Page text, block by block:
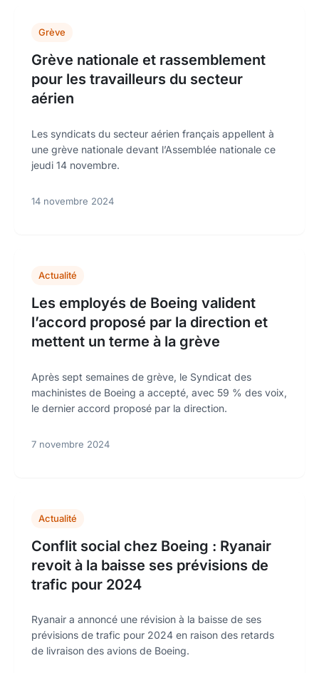
Grève
Grève nationale et rassemblement
pour les travailleurs du secteur
aérien
Les syndicats du secteur aérien français appellent à
une grève nationale devant l’Assemblée nationale ce
jeudi 14 novembre.
14 novembre 2024
Actualité
Les employés de Boeing valident
l’accord proposé par la direction et
mettent un terme à la grève
Après sept semaines de grève, le Syndicat des
machinistes de Boeing a accepté, avec 59 % des voix,
le dernier accord proposé par la direction.
7 novembre 2024
Actualité
Conflit social chez Boeing : Ryanair
revoit à la baisse ses prévisions de
trafic pour 2024
Ryanair a annoncé une révision à la baisse de ses
prévisions de trafic pour 2024 en raison des retards
de livraison des avions de Boeing.